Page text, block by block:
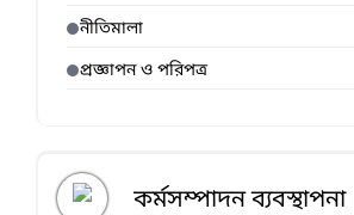
নীতিমালা
প্রজ্ঞাপন ও পরিপত্র
কর্মসম্পাদন ব্যবস্থাপনা